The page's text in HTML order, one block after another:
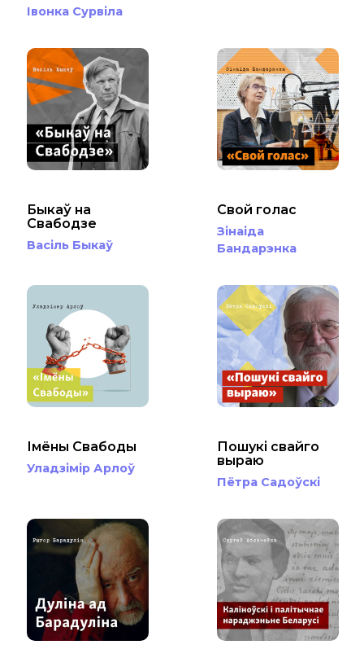
Івонка Сурвіла
Быкаў на
Свабодзе
Васіль Быкаў
Свой голас
Зінаіда
Бандарэнка
Імёны Свабоды
Уладзімір Арлоў
Пошукі свайго
выраю
Пётра Садоўскі